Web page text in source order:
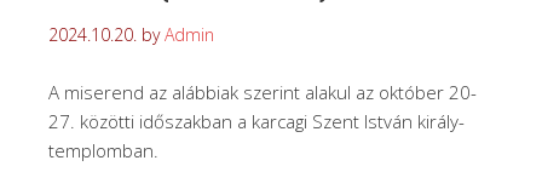
2024.10.20. byAdmin
A miserend az alábbiak szerint alakul az október 20-
27. közötti időszakban a karcagi Szent István király-
templomban.